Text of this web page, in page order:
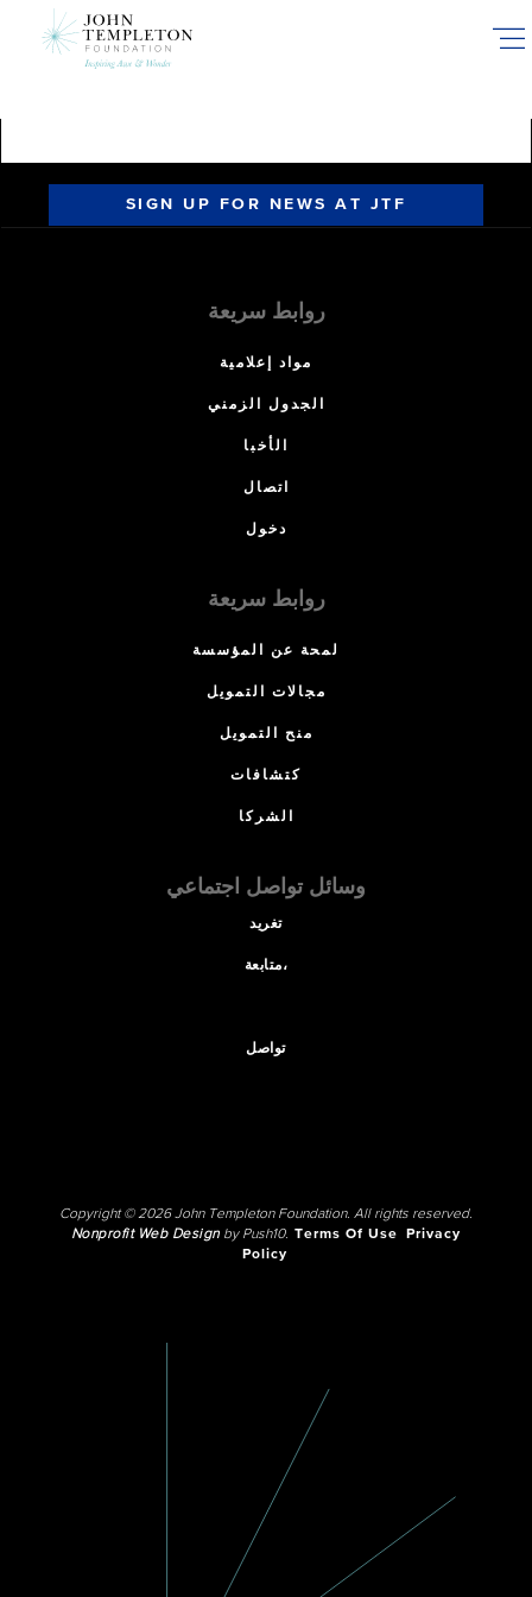
SIGN UP FOR NEWS AT JTF
روابط سريعة
مواد إعلامية
الجدول الزمني
الأخبا
اتصال
دخول
روابط سريعة
لمحة عن المؤسسة
مجالات التمويل
منح التمويل
كتشافات
الشركا
وسائل تواصل اجتماعي
تغريد
متابعة،
تواصل
Copyright © 2026 John Templeton Foundation. All rights reserved.
Nonprofit Web Designby Push10. Terms Of Use
Privacy
Policy